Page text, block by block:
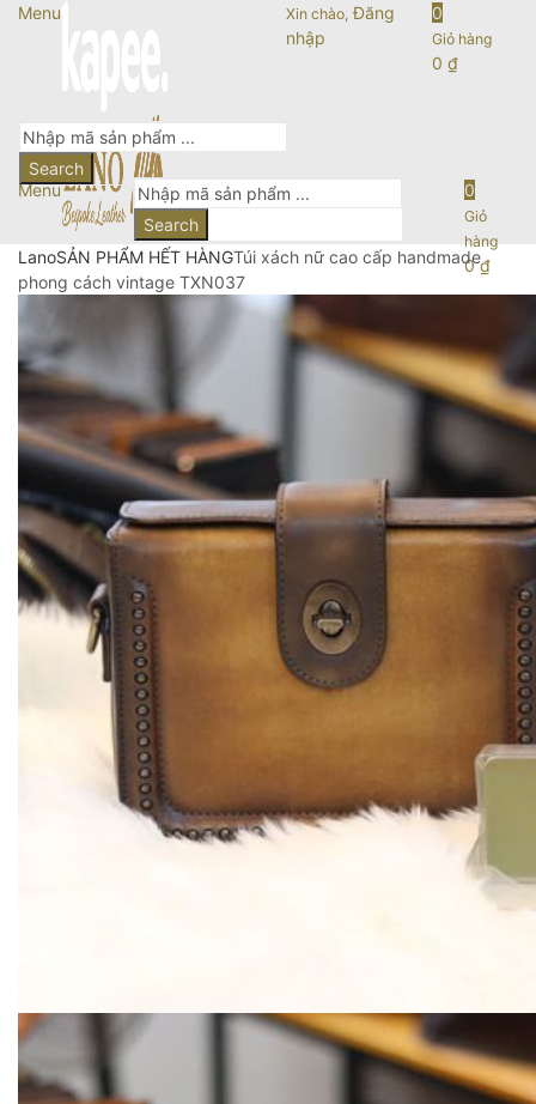
Menu Xin chào, Đăng
nhập
0
Giỏ hàng
0 ₫
Search
Menu
Search
0
Giỏ
hàng
0₫
LanoSẢN PHẨM HẾT HÀNGTúi xách nữ cao cấp handmade
phong cách vintage TXN037